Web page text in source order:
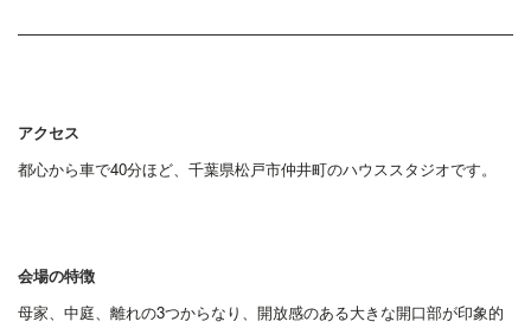
アクセス
都心から車で40分ほど、千葉県松戸市仲井町のハウススタジオです。
会場の特徴
母家、中庭、離れの3つからなり、開放感のある大きな開口部が印象的